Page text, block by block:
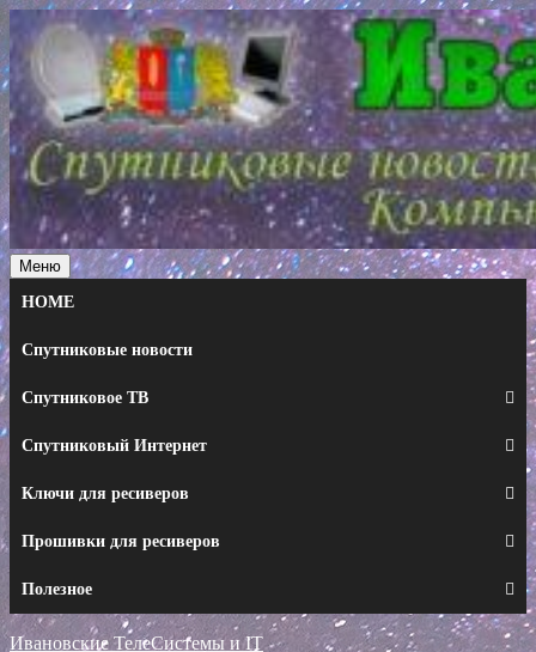
Перейти
к
содержимому
Меню
HOME
Спутниковые новости
Спутниковое ТВ
Спутниковый Интернет
Ключи для ресиверов
Прошивки для ресиверов
Полезное
Ивановские ТелеСистемы и IT